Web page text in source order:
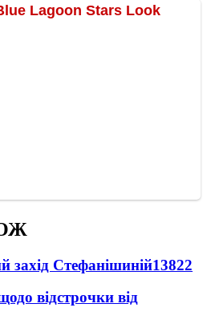
захід Стефанішиній13822
відстрочки від